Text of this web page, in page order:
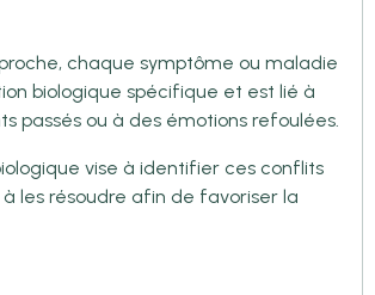
chaque symptôme ou maladie
biologique spécifique et est lié à
passés ou à des émotions refoulées.
vise à identifier ces conflits
les résoudre afin de favoriser la